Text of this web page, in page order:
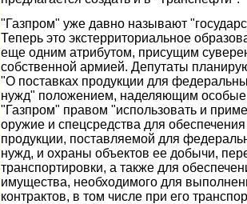
"Газпром" уже давно называют
Теперь это экстерриториальное
еще одним атрибутом, присущим
собственной армией. Депутаты
"О поставках продукции для
нужд" положением, наделяющим
"Газпром" правом "использовать и
оружие и спецсредства для
продукции, поставляемой для
нужд, и охраны объектов ее добычи,
транспортировки, а также для
имущества, необходимого для
контрактов, в том числе при его